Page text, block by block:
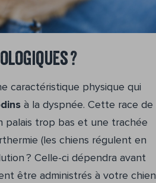
?
caractéristique physique qui
à la dyspnée. Cette race de
palais trop bas et une trachée
(les chiens régulent en
? Celle-ci dépendra avant
être administrés à votre chien